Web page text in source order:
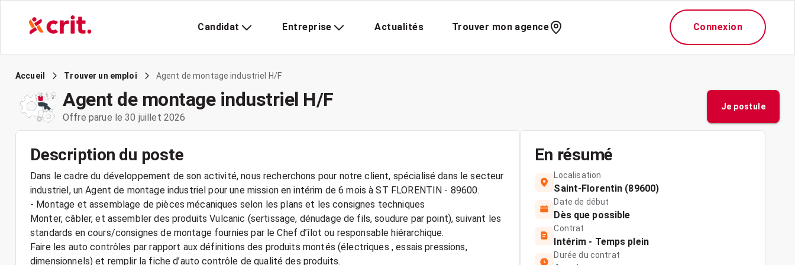
Candidat Entreprise Actualités Trouver mon agence Connexion
Accueil Trouver un emploi Agent de montage industriel H/F
Agent de montage industriel H/F
Offre parue le 30 juillet 2026
Je postule
Description du poste
Dans le cadre du développement de son activité, nous recherchons pour notre client, spécialisé dans le secteur
industriel, un Agent de montage industriel pour une mission en intérim de 6 mois à ST FLORENTIN - 89600.
- Montage et assemblage de pièces mécaniques selon les plans et les consignes techniques
Monter, câbler, et assembler des produits Vulcanic (sertissage, dénudage de fils, soudure par point), suivant les
standards en cours/consignes de montage fournies par le Chef d’îlot ou responsable hiérarchique.
Faire les auto contrôles par rapport aux définitions des produits montés (électriques , essais pressions,
dimensionnels) et remplir la fiche d’auto contrôle de qualité des produits.
En résumé
Localisation
Saint-Florentin (89600)
Date de début
Dès que possible
Contrat
Intérim - Temps plein
Durée du contrat